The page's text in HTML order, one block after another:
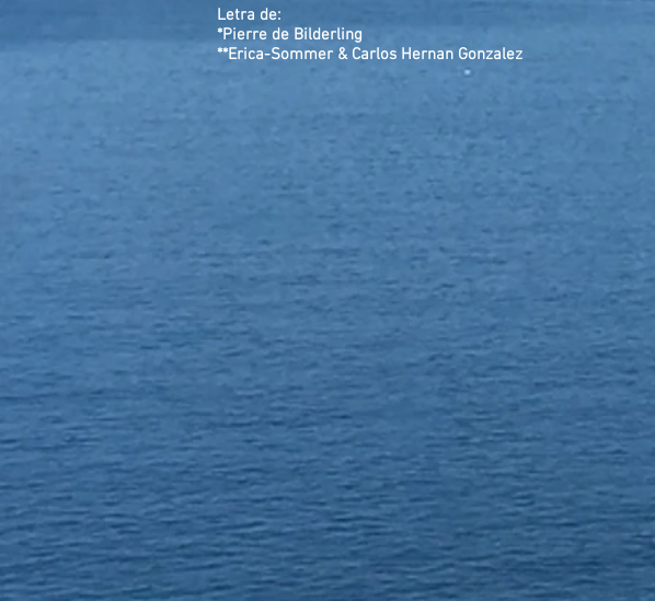
Letra de:
*Pierre de Bilderling
**Erica-Sommer & Carlos Hernan Gonzalez